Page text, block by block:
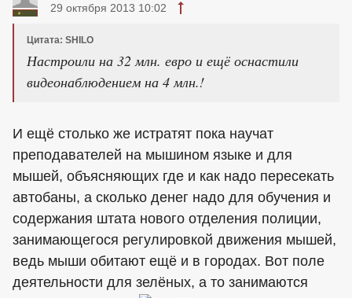
29 октября 2013 10:02
Цитата: SHILO
Настроили на 32 млн. евро и ещё оснастили
видеонаблюдением на 4 млн.!
И ещё столько же истратят пока научат
преподавателей на мышином языке и для
мышей, объясняющих где и как надо пересекать
автобаны, а сколько денег надо для обучения и
содержания штата нового отделения полиции,
занимающегося регулировкой движения мышей,
ведь мыши обитают ещё и в городах. Вот поле
деятельности для зелёных, а то занимаются